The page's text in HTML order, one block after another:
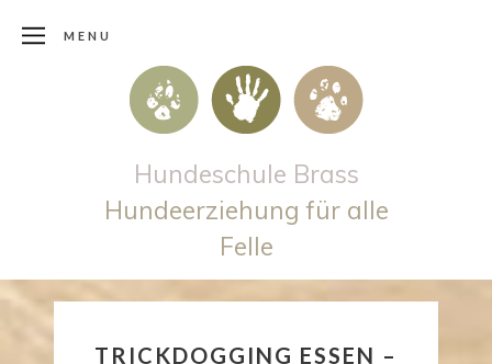
Hundeschule Brass
Hundeerziehung für alle
Felle
MENU
TRICKDOGGING ESSEN –